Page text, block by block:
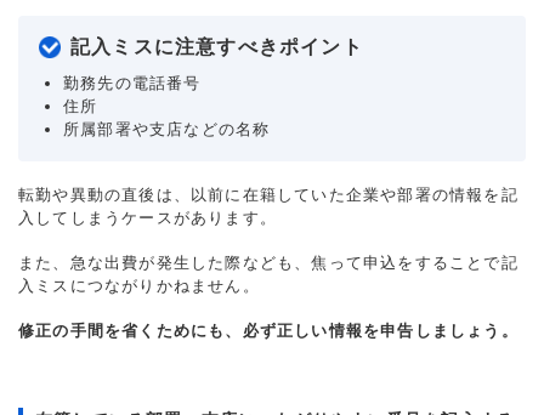
記入ミスに注意すべきポイント
勤務先の電話番号
住所
所属部署や支店などの名称
転勤や異動の直後は、以前に在籍していた企業や部署の情報を記
入してしまうケースがあります。
また、急な出費が発生した際なども、焦って申込をすることで記
入ミスにつながりかねません。
修正の手間を省くためにも、必ず正しい情報を申告しましょう。